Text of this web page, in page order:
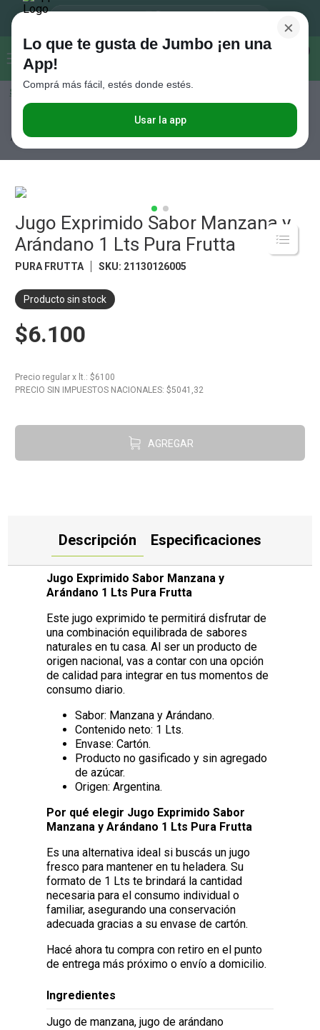
Buscar...
Seleccioná el método de entrega
×
Lo que te gusta de Jumbo ¡en una
App!
Comprá más fácil, estés donde estés.
Usar la app
Jugo Exprimido Sabor Manzana y
Arándano 1 Lts Pura Frutta
Jugo Exprimido Sabor Manzana y
Arándano 1 Lts Pura Frutta
PURA FRUTTA SKU: 21130126005
Producto sin stock
$6.100
Precio regular x lt. : $6100
PRECIO SIN IMPUESTOS NACIONALES: $5041,32
AGREGAR
Descripción Especificaciones
Jugo Exprimido Sabor Manzana y
Arándano 1 Lts Pura Frutta
Este jugo exprimido te permitirá disfrutar de
una combinación equilibrada de sabores
naturales en tu casa. Al ser un producto de
origen nacional, vas a contar con una opción
de calidad para integrar en tus momentos de
consumo diario.
Sabor: Manzana y Arándano.
Contenido neto: 1 Lts.
Envase: Cartón.
Producto no gasificado y sin agregado
de azúcar.
Origen: Argentina.
Por qué elegir Jugo Exprimido Sabor
Manzana y Arándano 1 Lts Pura Frutta
Es una alternativa ideal si buscás un jugo
fresco para mantener en tu heladera. Su
formato de 1 Lts te brindará la cantidad
necesaria para el consumo individual o
familiar, asegurando una conservación
adecuada gracias a su envase de cartón.
Hacé ahora tu compra con retiro en el punto
de entrega más próximo o envío a domicilio.
Ingredientes
Jugo de manzana, jugo de arándano
Términos más buscados
.
Cerveza
Galletitas
Juguetes
Yerba
Fideos
. Aceite